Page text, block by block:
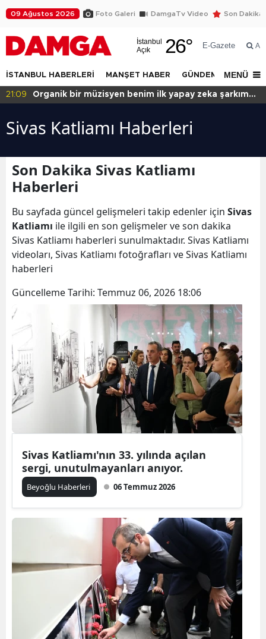
09 Ağustos 2026 Foto Galeri DamgaTv Video Son Dakika
İstanbul
Açık
26° E-Gazete Ara
İSTANBUL HABERLERİ MANŞET HABER GÜNDEM DÜNYA
MENÜ
21:09
Organik bir müzisyen benim ilk yapay zeka şarkım
Sivas Katliamı Haberleri
Son Dakika Sivas Katliamı
Haberleri
Bu sayfada güncel gelişmeleri takip edenler için Sivas
Katliamı ile ilgili en son gelişmeler ve son dakika
Sivas Katliamı haberleri sunulmaktadır. Sivas Katliamı
videoları, Sivas Katliamı fotoğrafları ve Sivas Katliamı
haberleri
Güncelleme Tarihi: Temmuz 06, 2026 18:06
Sivas Katliamı'nın 33. yılında açılan
sergi, unutulmayanları anıyor.
Beyoğlu Haberleri 06 Temmuz 2026